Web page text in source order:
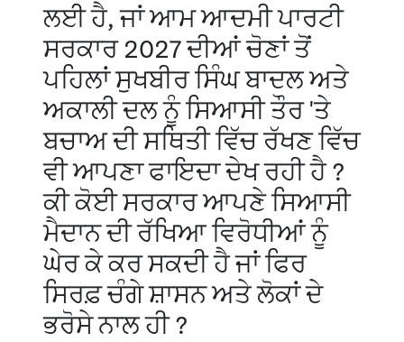
ਲਈ ਹੈ, ਜਾਂ ਆਮ ਆਦਮੀ ਪਾਰਟੀ
ਸਰਕਾਰ 2027 ਦੀਆਂ ਚੋਣਾਂ ਤੋਂ
ਪਹਿਲਾਂ ਸੁਖਬੀਰ ਸਿੰਘ ਬਾਦਲ ਅਤੇ
ਅਕਾਲੀ ਦਲ ਨੂੰ ਸਿਆਸੀ ਤੌਰ 'ਤੇ
ਬਚਾਅ ਦੀ ਸਥਿਤੀ ਵਿੱਚ ਰੱਖਣ ਵਿੱਚ
ਵੀ ਆਪਣਾ ਫਾਇਦਾ ਦੇਖ ਰਹੀ ਹੈ ?
ਕੀ ਕੋਈ ਸਰਕਾਰ ਆਪਣੇ ਸਿਆਸੀ
ਮੈਦਾਨ ਦੀ ਰੱਖਿਆ ਵਿਰੋਧੀਆਂ ਨੂੰ
ਘੇਰ ਕੇ ਕਰ ਸਕਦੀ ਹੈ ਜਾਂ ਫਿਰ
ਸਿਰਫ਼ ਚੰਗੇ ਸ਼ਾਸਨ ਅਤੇ ਲੋਕਾਂ ਦੇ
ਭਰੋਸੇ ਨਾਲ ਹੀ ?